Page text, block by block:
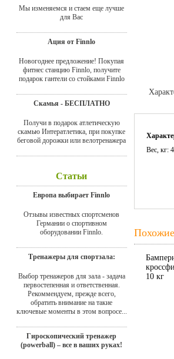
Мы изменяемся и стаем еще лучше
для Вас
Ация от Finnlo
Новогоднее предложение! Покупая
фитнес станцию Finnlo, получите
подарок гантели со стойками Finnlo
Скамья - БЕСПЛАТНО
Получи в подарок атлетическую
скамью Интератлетика, при покупке
беговой дорожки или велотренажера
Статьи
Европа выбирает Finnlo
Отзывы известных спортсменов
Германии о спортивном
оборудовании Finnlo.
Тренажеры для спортзала:
Выбор тренажеров для зала - задача
первостепенная и ответственная.
Рекоммендуем, прежде всего,
обратить внимание на такие
ключевые моменты в этом вопросе...
Гироскопический тренажер
(powerball) – все в ваших руках!
Вес, кг:
10 кг